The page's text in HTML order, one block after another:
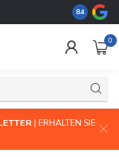
Die
8.4
0
| ERHALTEN SIE